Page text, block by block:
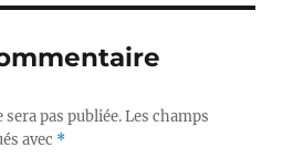
pas publiée. Les champs
avec *